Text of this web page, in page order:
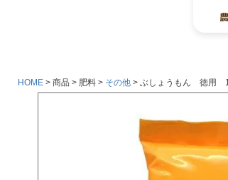
HOME 商品 肥料 その他 ぶしょうもん 徳用